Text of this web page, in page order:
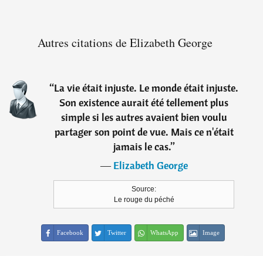
Autres citations de Elizabeth George
“La vie était injuste. Le monde était injuste.
Son existence aurait été tellement plus
simple si les autres avaient bien voulu
partager son point de vue. Mais ce n'était
jamais le cas.”
―Elizabeth George
Source:
Le rouge du péché
Facebook Twitter WhatsApp Image